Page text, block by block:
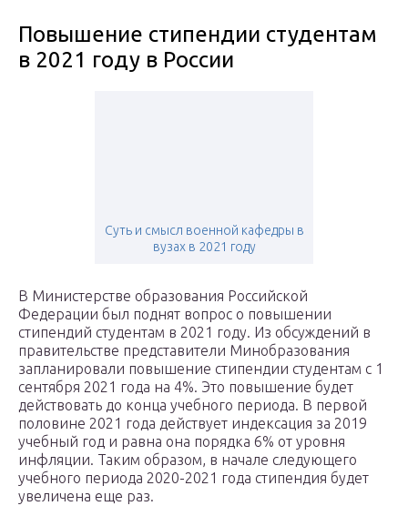
Повышение стипендии студентам
в 2021 году в России
Суть и смысл военной кафедры в
вузах в 2021 году
В Министерстве образования Российской
Федерации был поднят вопрос о повышении
стипендий студентам в 2021 году. Из обсуждений в
правительстве представители Минобразования
запланировали повышение стипендии студентам с 1
сентября 2021 года на 4%. Это повышение будет
действовать до конца учебного периода. В первой
половине 2021 года действует индексация за 2019
учебный год и равна она порядка 6% от уровня
инфляции. Таким образом, в начале следующего
учебного периода 2020-2021 года стипендия будет
увеличена еще раз.